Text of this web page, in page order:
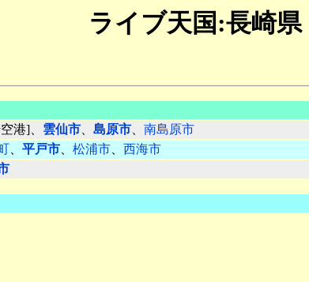
ライブ天国:長崎県
港]、 雲仙市、 島原市、 南島原市
、 平戸市、 松浦市、 西海市